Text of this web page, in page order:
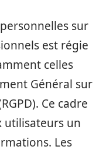
sur
est régie
celles
Général sur
Ce cadre
utilisateurs un
Les